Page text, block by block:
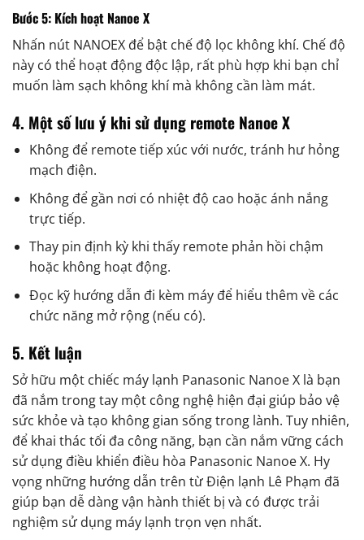
Bước 5: Kích hoạt Nanoe X
Nhấn nút NANOEX để bật chế độ lọc không khí. Chế độ
này có thể hoạt động độc lập, rất phù hợp khi bạn chỉ
muốn làm sạch không khí mà không cần làm mát.
4. Một số lưu ý khi sử dụng remote Nanoe X
Không để remote tiếp xúc với nước, tránh hư hỏng
mạch điện.
Không để gần nơi có nhiệt độ cao hoặc ánh nắng
trực tiếp.
Thay pin định kỳ khi thấy remote phản hồi chậm
hoặc không hoạt động.
Đọc kỹ hướng dẫn đi kèm máy để hiểu thêm về các
chức năng mở rộng (nếu có).
5. Kết luận
Sở hữu một chiếc máy lạnh Panasonic Nanoe X là bạn
đã nắm trong tay một công nghệ hiện đại giúp bảo vệ
sức khỏe và tạo không gian sống trong lành. Tuy nhiên,
để khai thác tối đa công năng, bạn cần nắm vững cách
sử dụng điều khiển điều hòa Panasonic Nanoe X. Hy
vọng những hướng dẫn trên từ Điện lạnh Lê Phạm đã
giúp bạn dễ dàng vận hành thiết bị và có được trải
nghiệm sử dụng máy lạnh trọn vẹn nhất.